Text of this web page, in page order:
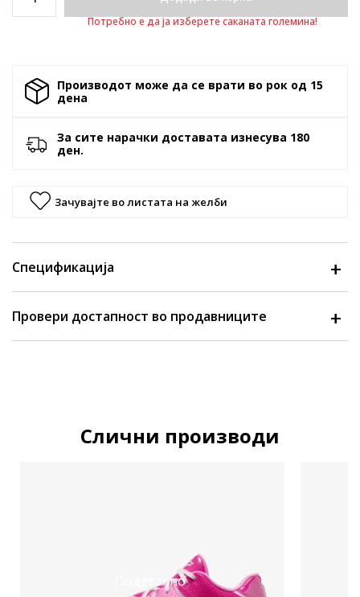
Потребно е да ја изберете саканата големина!
Производот може да се врати во рок од 15
денa
За сите нарачки доставата изнесува 180
ден.
Зачувајте во листата на желби
Спецификација
Провери достапност во продавниците
Слични производи
Подетално